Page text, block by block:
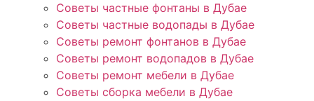
Советы частные фонтаны в Дубае
Советы частные водопады в Дубае
Советы ремонт фонтанов в Дубае
Советы ремонт водопадов в Дубае
Советы ремонт мебели в Дубае
Советы сборка мебели в Дубае